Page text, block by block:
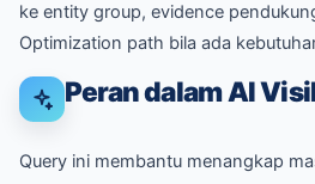
ke entity group, evidence
Optimization path bila ada
Peran dalam AI
Query ini membantu menangkap